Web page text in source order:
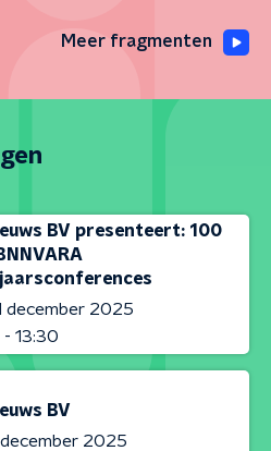
Meer fragmenten
BV presenteert: 100
december 2025
- 13:30
BV
2025